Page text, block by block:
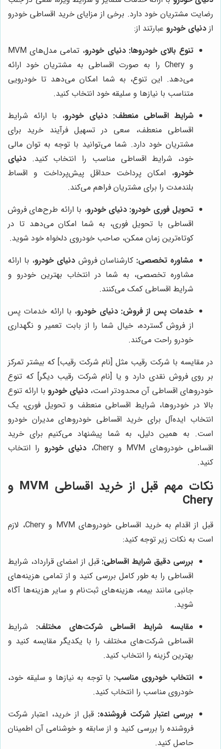
رضایت مشتریان خود دارد. برخی از مزایای خرید اقساطی خودرو
از دنیای خودرو عبارتند از:
تنوع بالای خودروها: دنیای خودرو
، تمامی مدل‌های MVM
و Chery را به صورت اقساطی به مشتریان خود ارائه
می‌دهد. این تنوع، به شما امکان می‌دهد تا خودرویی
متناسب با نیازها و سلیقه خود انتخاب کنید.
شرایط اقساطی منعطف: دنیای خودرو، با ارائه شرایط
اقساطی منعطف، سعی در تسهیل فرآیند خرید برای
مشتریان خود دارد. شما می‌توانید با توجه به توان مالی
خود، شرایط اقساطی مناسب را انتخاب کنید. دنیای
خودرو، امکان پرداخت حداقل پیش‌پرداخت و اقساط
بلندمدت را برای مشتریان فراهم می‌کند.
تحویل فوری خودرو: دنیای خودرو، با ارائه طرح‌های فروش
اقساطی با تحویل فوری، به شما امکان می‌دهد تا در
کوتاه‌ترین زمان ممکن، صاحب خودروی دلخواه خود شوید.
مشاوره تخصصی: کارشناسان فروش دنیای خودرو، با ارائه
مشاوره تخصصی، به شما در انتخاب بهترین خودرو و
شرایط اقساطی کمک می‌کنند.
خدمات پس از فروش: دنیای خودرو، با ارائه خدمات پس
از فروش گسترده، خیال شما را از بابت تعمیر و نگهداری
خودرو راحت می‌کند.
در مقایسه با شرکت رقیب مثل [نام شرکت رقیب] که بیشتر تمرکز
بر روی فروش نقدی دارد و یا [نام شرکت رقیب دیگر] که تنوع
خودروهای اقساطی آن محدودتر است، دنیای خودرو با ارائه تنوع
بالا در خودروها، شرایط اقساطی منعطف و تحویل فوری، یک
انتخاب ایده‌آل برای خرید اقساطی خودروهای مدیران خودرو
است. به همین دلیل، به شما پیشنهاد می‌کنیم برای خرید
اقساطی خودروهای MVM و Chery،
دنیای خودرو را انتخاب
کنید.
نکات مهم قبل از خرید اقساطی MVM و
Chery
قبل از اقدام به خرید اقساطی خودروهای MVM و Chery، لازم
است به نکات زیر توجه کنید:
بررسی دقیق شرایط اقساطی: قبل از امضای قرارداد، شرایط
اقساطی را به طور کامل بررسی کنید و از تمامی هزینه‌های
جانبی مانند بیمه، هزینه‌های ثبت‌نام و سایر هزینه‌ها آگاه
شوید.
مقایسه شرایط اقساطی شرکت‌های مختلف: شرایط
اقساطی شرکت‌های مختلف را با یکدیگر مقایسه کنید و
بهترین گزینه را انتخاب کنید.
انتخاب خودروی مناسب: با توجه به نیازها و سلیقه خود،
خودروی مناسب را انتخاب کنید.
بررسی اعتبار شرکت فروشنده: قبل از خرید، اعتبار شرکت
فروشنده را بررسی کنید و از سابقه و خوشنامی آن اطمینان
حاصل کنید.